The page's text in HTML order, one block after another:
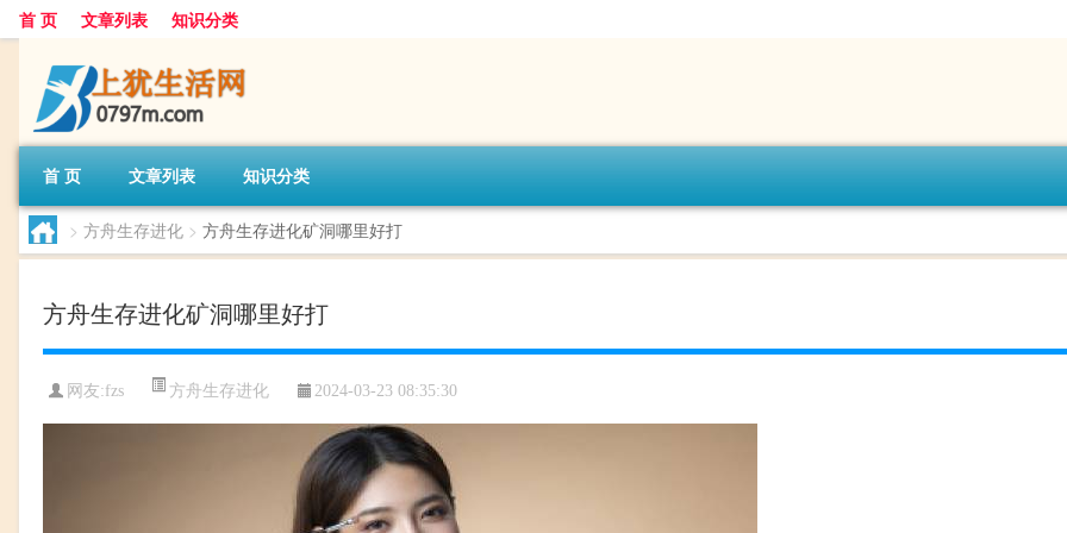
首 页 文章列表 知识分类
首 页 文章列表 知识分类
> 方舟生存进化 > 方舟生存进化矿洞哪里好打
方舟生存进化矿洞哪里好打
网友:fzs 方舟生存进化 2024-03-23 08:35:30